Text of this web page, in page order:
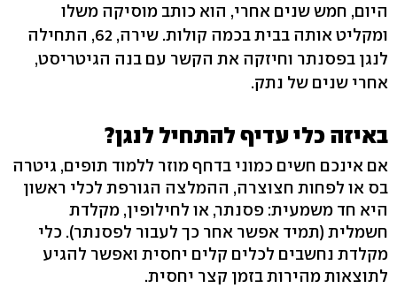
היום, חמש שנים אחרי, הוא כותב מוסיקה משלו
ומקליט אותה בבית בכמה קולות. שירה, 62, התחילה
לנגן בפסנתר וחיזקה את הקשר עם בנה הגיטריסט,
אחרי שנים של נתק.
באיזה כלי עדיף להתחיל לנגן?
אם אינכם חשים כמוני בדחף מוזר ללמוד תופים, גיטרה
בס או לפחות חצוצרה, ההמלצה הגורפת לכלי ראשון
היא חד משמעית: פסנתר, או לחילופין, מקלדת
חשמלית (תמיד אפשר אחר כך לעבור לפסנתר). כלי
מקלדת נחשבים לכלים קלים יחסית ואפשר להגיע
לתוצאות מהירות בזמן קצר יחסית.